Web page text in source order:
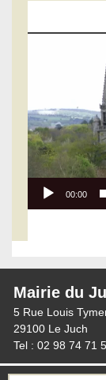
00:00
Mairie du
5 Rue Louis
29100 Le Juch
Tel : 02 98 74 71